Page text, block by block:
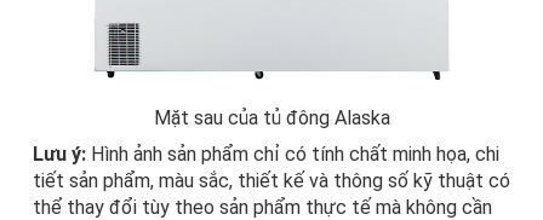
Mặt sau của tủ đông Alaska
Lưu ý: Hình ảnh sản phẩm chỉ có tính chất minh họa, chi
tiết sản phẩm, màu sắc, thiết kế và thông số kỹ thuật có
thể thay đổi tùy theo sản phẩm thực tế mà không cần